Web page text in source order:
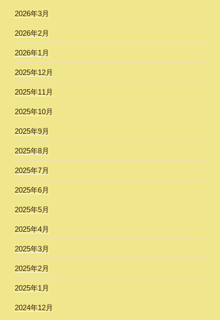
2026年3月
2026年2月
2026年1月
2025年12月
2025年11月
2025年10月
2025年9月
2025年8月
2025年7月
2025年6月
2025年5月
2025年4月
2025年3月
2025年2月
2025年1月
2024年12月